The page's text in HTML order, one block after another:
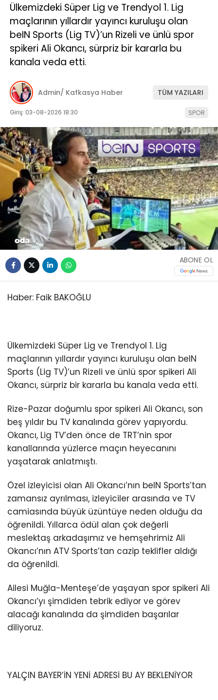
Ülkemizdeki Süper Lig ve Trendyol 1. Lig
maçlarının yıllardır yayıncı kuruluşu olan
beIN Sports (Lig TV)’un Rizeli ve ünlü spor
spikeri Ali Okancı, sürpriz bir kararla bu
kanala veda etti.
Admin/ Kafkasya Haber TÜM YAZILARI
Giriş: 03-08-2026 18:30 SPOR
ABONE OL
Haber: Faik BAKOĞLU
Ülkemizdeki Süper Lig ve Trendyol 1. Lig
maçlarının yıllardır yayıncı kuruluşu olan beIN
Sports (Lig TV)’un Rizeli ve ünlü spor spikeri Ali
Okancı, sürpriz bir kararla bu kanala veda etti.
Rize-Pazar doğumlu spor spikeri Ali Okancı, son
beş yıldır bu TV kanalında görev yapıyordu.
Okancı, Lig TV’den önce de TRT’nin spor
kanallarında yüzlerce maçın heyecanını
yaşatarak anlatmıştı.
Özel izleyicisi olan Ali Okancı’nın beIN Sports’tan
zamansız ayrılması, izleyiciler arasında ve TV
camiasında büyük üzüntüye neden olduğu da
öğrenildi. Yıllarca ödül alan çok değerli
meslektaş arkadaşımız ve hemşehrimiz Ali
Okancı’nın ATV Sports’tan cazip teklifler aldığı
da öğrenildi.
Ailesi Muğla-Menteşe’de yaşayan spor spikeri Ali
Okancı’yı şimdiden tebrik ediyor ve görev
alacağı kanalında da şimdiden başarılar
diliyoruz.
YALÇIN BAYER’İN YENİ ADRESİ BU AY BEKLENİYOR